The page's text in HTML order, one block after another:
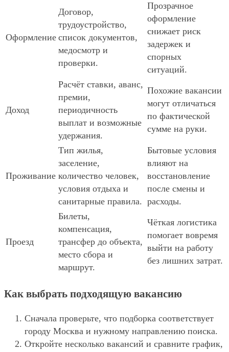
Оформление
Договор,
трудоустройство,
список документов,
медосмотр и
проверки.
Прозрачное
оформление
снижает риск
задержек и
спорных
ситуаций.
Доход
Расчёт ставки, аванс,
премии,
периодичность
выплат и возможные
удержания.
Похожие вакансии
могут отличаться
по фактической
сумме на руки.
Проживание
Тип жилья,
заселение,
количество человек,
условия отдыха и
санитарные правила.
Бытовые условия
влияют на
восстановление
после смены и
расходы.
Проезд
Билеты,
компенсация,
трансфер до объекта,
место сбора и
маршрут.
Чёткая логистика
помогает вовремя
выйти на работу
без лишних затрат.
Как выбрать подходящую вакансию
Сначала проверьте, что подборка соответствует
городу Москва и нужному направлению поиска.
Откройте несколько вакансий и сравните график,